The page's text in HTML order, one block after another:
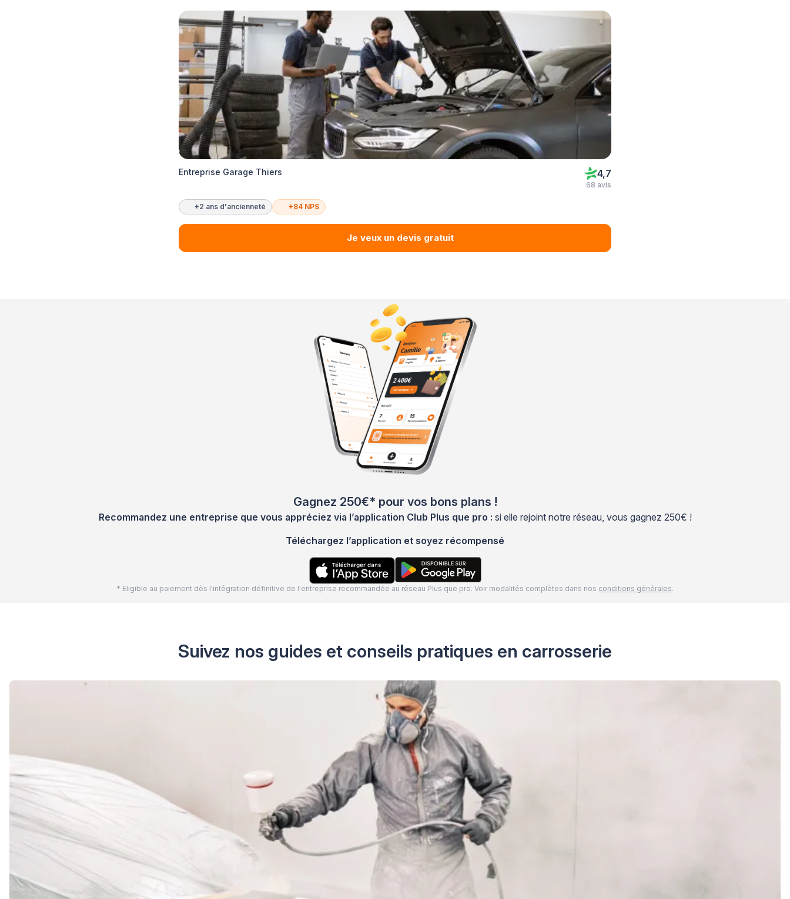
Entreprise Garage Thiers 4,7
68 avis
+2 ans d'ancienneté +84 NPS
Je veux un devis gratuit
Gagnez 250€* pour vos bons plans !
Recommandez une entreprise que vous appréciez via l’application Club Plus que pro : si elle rejoint notre réseau, vous gagnez 250€ !
Téléchargez l’application et soyez récompensé
* Eligible au paiement dès l'intégration définitive de l'entreprise recommandée au réseau Plus que pro. Voir modalités complètes dans nos conditions générales.
Suivez nos guides et conseils pratiques en carrosserie